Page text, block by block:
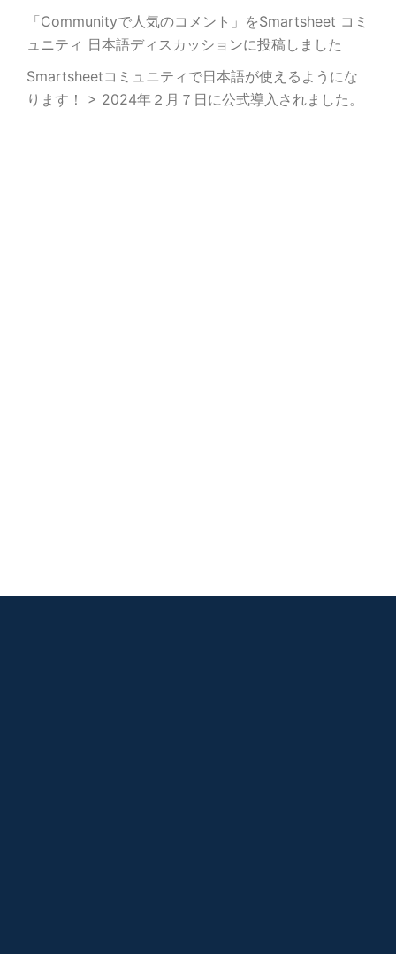
「Communityで人気のコメント」をSmartsheet コミ
ュニティ 日本語ディスカッションに投稿しました
Smartsheetコミュニティで日本語が使えるようにな
ります！ > 2024年２月７日に公式導入されました。